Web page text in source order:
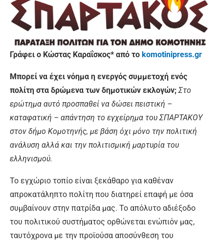
Γράφει ο Κώστας Καραΐσκος* από το komotinipress.gr
Μπορεί να έχει νόημα η ενεργός συμμετοχή ενός
πολίτη στα δρώμενα των δημοτικών εκλογών; Στο
ερώτημα αυτό προσπαθεί να δώσει πειστική –
καταφατική – απάντηση το εγχείρημα του ΣΠΑΡΤΑΚΟΥ
στον δήμο Κομοτηνής, με βάση όχι μόνο την πολιτική
ανάλυση αλλά και την πολιτισμική μαρτυρία του
ελληνισμού.
Το εγχώριο τοπίο είναι ξεκάθαρο για καθέναν
απροκατάληπτο πολίτη που διατηρεί επαφή με όσα
συμβαίνουν στην πατρίδα μας. Το απόλυτο αδιέξοδο
του πολιτικού συστήματος ορθώνεται ενώπιόν μας,
ταυτόχρονα με την προϊούσα αποσύνθεση του